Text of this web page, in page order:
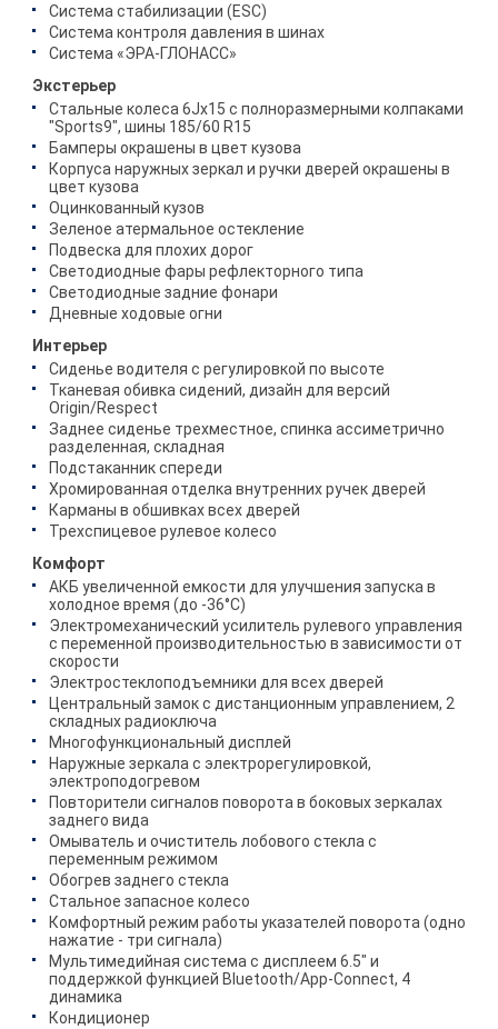
Система стабилизации (ESC)
Система контроля давления в шинах
Система «ЭРА-ГЛОНАСС»
Экстерьер
Стальные колеса 6Jx15 с полноразмерными колпаками
"Sports9", шины 185/60 R15
Бамперы окрашены в цвет кузова
Корпуса наружных зеркал и ручки дверей окрашены в
цвет кузова
Оцинкованный кузов
Зеленое атермальное остекление
Подвеска для плохих дорог
Светодиодные фары рефлекторного типа
Светодиодные задние фонари
Дневные ходовые огни
Интерьер
Сиденье водителя с регулировкой по высоте
Тканевая обивка сидений, дизайн для версий
Origin/Respect
Заднее сиденье трехместное, спинка ассиметрично
разделенная, складная
Подстаканник спереди
Хромированная отделка внутренних ручек дверей
Карманы в обшивках всех дверей
Трехспицевое рулевое колесо
Комфорт
АКБ увеличенной емкости для улучшения запуска в
холодное время (до -36°C)
Электромеханический усилитель рулевого управления
с переменной производительностью в зависимости от
скорости
Электростеклоподъемники для всех дверей
Центральный замок с дистанционным управлением, 2
складных радиоключа
Многофункциональный дисплей
Наружные зеркала с электрорегулировкой,
электроподогревом
Повторители сигналов поворота в боковых зеркалах
заднего вида
Омыватель и очиститель лобового стекла с
переменным режимом
Обогрев заднего стекла
Стальное запасное колесо
Комфортный режим работы указателей поворота (одно
нажатие - три сигнала)
Мультимедийная система с дисплеем 6.5" и
поддержкой функцией Bluetooth/App-Connect, 4
динамика
Кондиционер